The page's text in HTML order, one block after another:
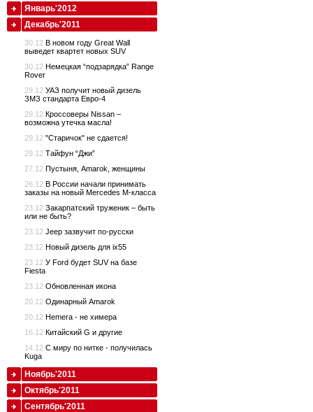
Январь'2012
Декабрь'2011
30.12 В новом году Great Wall
выведет квартет новых SUV
30.12 Немецкая “подзарядка” Range
Rover
29.12 УАЗ получит новый дизель
ЗМЗ стандарта Евро-4
29.12 Кроссоверы Nissan –
возможна утечка масла!
29.12 "Старичок" не сдается!
29.12 Тайфун “Джи”
27.12 Пустыня, Amarok, женщины
26.12 В России начали принимать
заказы на новый Mercedes M-класса
23.12 Закарпатский труженик – быть
или не быть?
23.12 Jeep зазвучит по-русски
23.12 Новый дизель для ix55
23.12 У Ford будет SUV на базе
Fiesta
23.12 Обновленная икона
20.12 Одинарный Amarok
20.12 Hemera - не химера
16.12 Китайский G и другие
14.12 С миру по нитке - получилась
Kuga
Ноябрь'2011
Октябрь'2011
Сентябрь'2011